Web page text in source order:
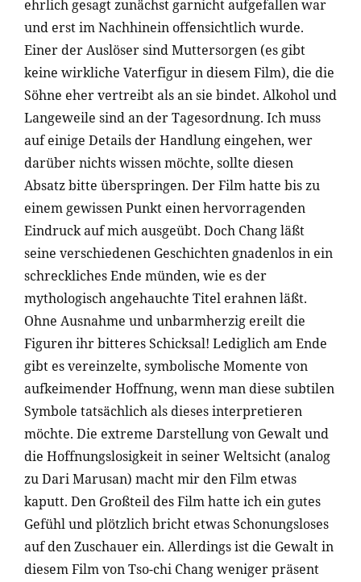
ehrlich gesagt zunächst garnicht aufgefallen war
und erst im Nachhinein offensichtlich wurde.
Einer der Auslöser sind Muttersorgen (es gibt
keine wirkliche Vaterfigur in diesem Film), die die
Söhne eher vertreibt als an sie bindet. Alkohol und
Langeweile sind an der Tagesordnung. Ich muss
auf einige Details der Handlung eingehen, wer
darüber nichts wissen möchte, sollte diesen
Absatz bitte überspringen. Der Film hatte bis zu
einem gewissen Punkt einen hervorragenden
Eindruck auf mich ausgeübt. Doch Chang läßt
seine verschiedenen Geschichten gnadenlos in ein
schreckliches Ende münden, wie es der
mythologisch angehauchte Titel erahnen läßt.
Ohne Ausnahme und unbarmherzig ereilt die
Figuren ihr bitteres Schicksal! Lediglich am Ende
gibt es vereinzelte, symbolische Momente von
aufkeimender Hoffnung, wenn man diese subtilen
Symbole tatsächlich als dieses interpretieren
möchte. Die extreme Darstellung von Gewalt und
die Hoffnungslosigkeit in seiner Weltsicht (analog
zu Dari Marusan) macht mir den Film etwas
kaputt. Den Großteil des Film hatte ich ein gutes
Gefühl und plötzlich bricht etwas Schonungsloses
auf den Zuschauer ein. Allerdings ist die Gewalt in
diesem Film von Tso-chi Chang weniger präsent